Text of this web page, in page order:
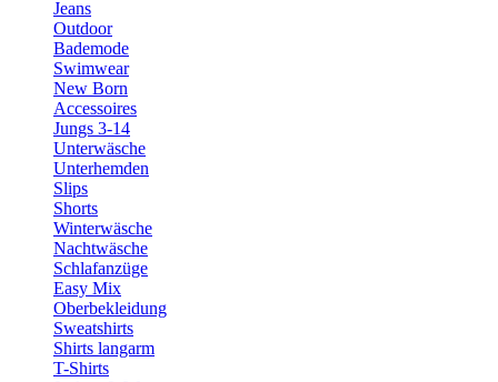
Jeans
Outdoor
Bademode
Swimwear
New Born
Accessoires
Jungs 3-14
Unterwäsche
Unterhemden
Slips
Shorts
Winterwäsche
Nachtwäsche
Schlafanzüge
Easy Mix
Oberbekleidung
Sweatshirts
Shirts langarm
T-Shirts